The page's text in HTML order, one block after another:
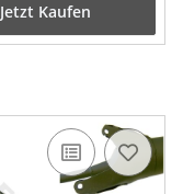
Jetzt Kaufen